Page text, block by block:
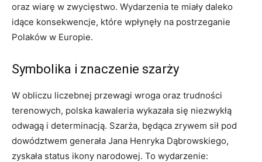
oraz wiarę w ⁣zwycięstwo. Wydarzenia te miały ⁢daleko
idące konsekwencje, które wpłynęły na⁢ postrzeganie
Polaków w Europie.
Symbolika i znaczenie⁣ szarży
W obliczu liczebnej przewagi wroga oraz trudności
terenowych, polska kawaleria ​wykazała się niezwykłą
⁢odwagą i determinacją. Szarża,⁣ będąca‍ zrywem sił pod
⁣dowództwem generała Jana Henryka Dąbrowskiego,
zyskała status ikony⁤ narodowej.​ To wydarzenie: